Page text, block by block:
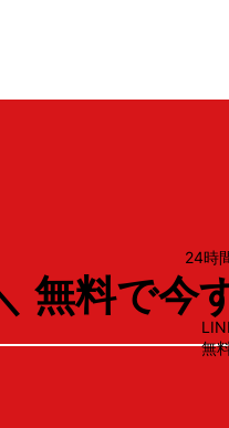
無
無料で今
24時